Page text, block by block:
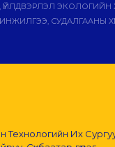
ЭКОЛОГИЙН
СУДАЛГААНЫ
Технологийн Их